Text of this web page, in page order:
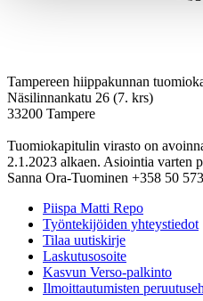
Tampereen hiippakunnan
Näsilinnankatu 26 (7. krs)
33200 Tampere
Tuomiokapitulin virasto on
2.1.2023 alkaen. Asiointia varten
Sanna Ora-Tuominen +358 50
Piispa Matti Repo
Työntekijöiden yhteystiedot
Tilaa uutiskirje
Laskutusosoite
Kasvun Verso-palkinto
Ilmoittautumisten